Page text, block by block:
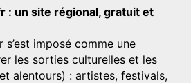
: un site régional, gratuit et
s’est imposé comme une
les sorties culturelles et les
alentours) : artistes, festivals,